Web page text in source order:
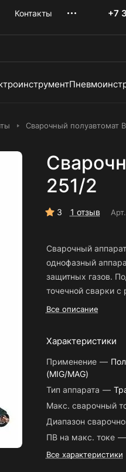
Контакты +7
Сварочный полуавтомат
251/2
3 1 отзыв Арт.
Сварочный
однофазный
защитных газов.
точечной сварки с
Работает со
Изделие
стандартами ЕС;
Оснащен
Данная
50199:
аппаратуры для
процессов;
Воздушное
Комплектация
Все описание
Характеристики
Применение —
(MIG/MAG)
Тип аппарата —
Макс. сварочный
Диапазон
ПВ на макс. токе —
Все характеристики